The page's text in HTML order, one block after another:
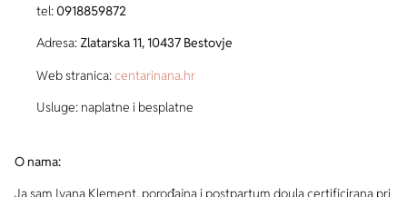
tel: 0918859872
Adresa:Zlatarska 11, 10437 Bestovje
Web stranica:centarinana.hr
Usluge: naplatne i besplatne
O nama:
Ja sam Ivana Klement, porođajna i postpartum doula certificirana pri